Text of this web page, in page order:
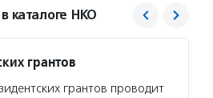
каталоге НКО
грантов
грантов проводит